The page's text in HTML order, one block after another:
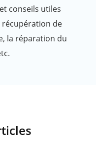
conseils utiles
récupération de
la réparation du